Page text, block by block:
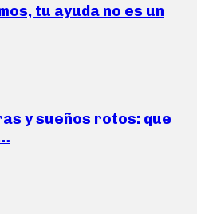
tu ayuda no es un
y sueños rotos: que